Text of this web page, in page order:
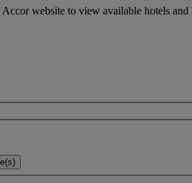
Accor website to view available hotels